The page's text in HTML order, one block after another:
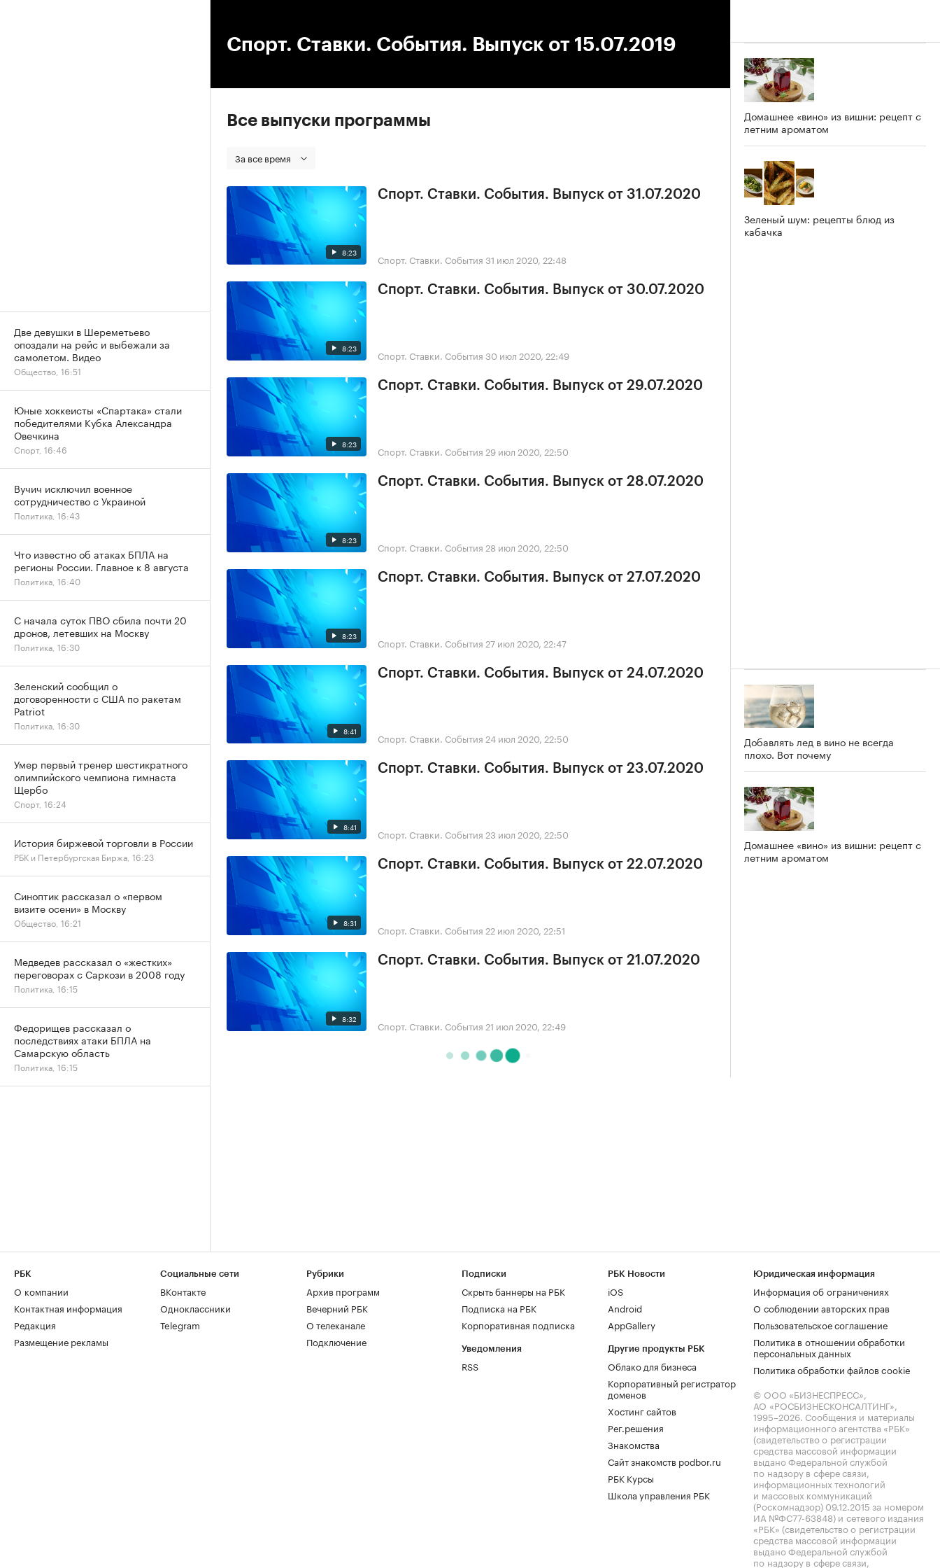
Спорт. Ставки. События. Выпуск от 15.07.2019
Все выпуски программы
За все время
8:23
Спорт. Ставки. События. Выпуск от 31.07.2020
Спорт. Ставки. События 31 июл 2020, 22:48
8:23
Спорт. Ставки. События. Выпуск от 30.07.2020
Спорт. Ставки. События 30 июл 2020, 22:49
8:23
Спорт. Ставки. События. Выпуск от 29.07.2020
Спорт. Ставки. События 29 июл 2020, 22:50
8:23
Спорт. Ставки. События. Выпуск от 28.07.2020
Спорт. Ставки. События 28 июл 2020, 22:50
8:23
Спорт. Ставки. События. Выпуск от 27.07.2020
Спорт. Ставки. События 27 июл 2020, 22:47
8:41
Спорт. Ставки. События. Выпуск от 24.07.2020
Спорт. Ставки. События 24 июл 2020, 22:50
8:41
Спорт. Ставки. События. Выпуск от 23.07.2020
Спорт. Ставки. События 23 июл 2020, 22:50
8:31
Спорт. Ставки. События. Выпуск от 22.07.2020
Спорт. Ставки. События 22 июл 2020, 22:51
8:32
Спорт. Ставки. События. Выпуск от 21.07.2020
Спорт. Ставки. События 21 июл 2020, 22:49
Домашнее «вино» из вишни: рецепт с
летним ароматом
Зеленый шум: рецепты блюд из
кабачка
Добавлять лед в вино не всегда
плохо. Вот почему
Домашнее «вино» из вишни: рецепт с
летним ароматом
Две девушки в Шереметьево
опоздали на рейс и выбежали за
самолетом. Видео
Общество, 16:51
Юные хоккеисты «Спартака» стали
победителями Кубка Александра
Овечкина
Спорт, 16:46
Вучич исключил военное
сотрудничество с Украиной
Политика, 16:43
Что известно об атаках БПЛА на
регионы России. Главное к 8 августа
Политика, 16:40
С начала суток ПВО сбила почти 20
дронов, летевших на Москву
Политика, 16:30
Зеленский сообщил о
договоренности с США по ракетам
Patriot
Политика, 16:30
Умер первый тренер шестикратного
олимпийского чемпиона гимнаста
Щербо
Спорт, 16:24
История биржевой торговли в России
РБК и Петербургская Биржа, 16:23
Синоптик рассказал о «первом
визите осени» в Москву
Общество, 16:21
Медведев рассказал о «жестких»
переговорах с Саркози в 2008 году
Политика, 16:15
Федорищев рассказал о
последствиях атаки БПЛА на
Самарскую область
Политика, 16:15
РБК
О компании
Контактная информация
Редакция
Размещение рекламы
Социальные сети
ВКонтакте
Одноклассники
Telegram
Рубрики
Архив программ
Вечерний РБК
О телеканале
Подключение
Подписки
Скрыть баннеры на РБК
Подписка на РБК
Корпоративная подписка
Уведомления
RSS
РБК Новости
iOS
Android
AppGallery
Другие продукты РБК
Облако для бизнеса
Корпоративный регистратор
доменов
Хостинг сайтов
Рег.решения
Знакомства
Сайт знакомств podbor.ru
РБК Курсы
Школа управления РБК
Юридическая информация
Информация об ограничениях
О соблюдении авторских прав
Пользовательское соглашение
Политика в отношении обработки
персональных данных
Политика обработки файлов cookie
© ООО «БИЗНЕСПРЕСС»,
АО «РОСБИЗНЕСКОНСАЛТИНГ»,
1995–2026. Сообщения и материалы
информационного агентства «РБК»
(свидетельство о регистрации
средства массовой информации
выдано Федеральной службой
по надзору в сфере связи,
информационных технологий
и массовых коммуникаций
(Роскомнадзор) 09.12.2015 за номером
ИА №ФС77-63848) и сетевого издания
«РБК» (свидетельство о регистрации
средства массовой информации
выдано Федеральной службой
по надзору в сфере связи,